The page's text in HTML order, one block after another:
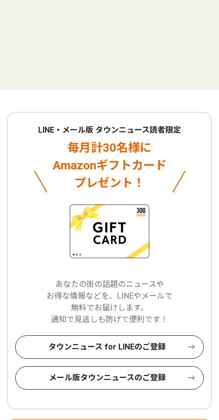
LINE・メール版 タウンニュース読者限定
毎月計30名様に
Amazonギフトカード
プレゼント！
あなたの街の話題のニュースや
お得な情報などを、LINEやメールで
無料でお届けします。
通知で見逃しも防げて便利です！
タウンニュース for LINEのご登録
メール版タウンニュースのご登録